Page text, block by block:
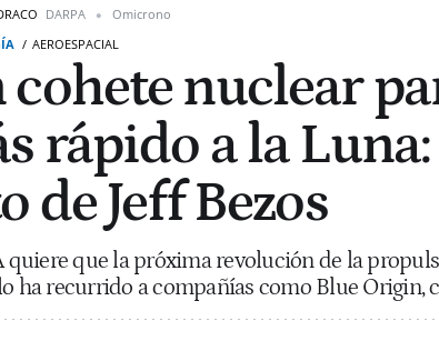
DARPA
Omicrono
AEROESPACIAL
cohete nuclear
rápido a la
de Jeff Bezos
quiere que la próxima revolución de la
ha recurrido a compañías como Blue Origin,